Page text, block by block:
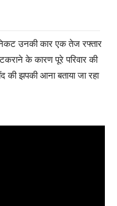
उनकी कार एक तेज रफ्तार
के कारण पूरे परिवार की
की झपकी आना बताया जा रहा